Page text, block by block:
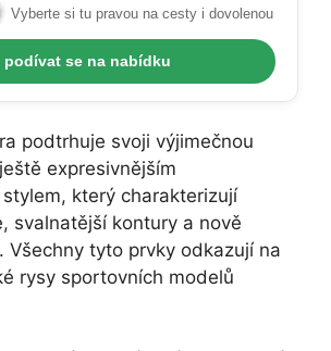
Vyberte si tu pravou na cesty i dovolenou
podívat se na nabídku
podtrhuje svoji výjimečnou
expresivnějším
který charakterizují
svalnatější kontury a nově
Všechny tyto prvky odkazují na
rysy sportovních modelů